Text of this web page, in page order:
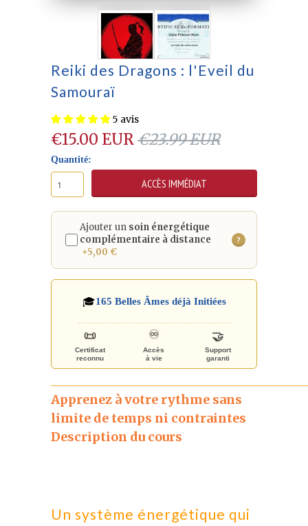
Reiki des Dragons : l'Eveil du
Samouraï
5 avis
€15.00 EUR€23.99 EUR
Quantité:
Ajouter un soin énergétique
complémentaire à distance
+5,00 €
?
🎓165 Belles Âmes déjà Initiées
📜
Certificat
reconnu
♾️
Accès
à vie
🤝
Support
garanti
Apprenez à votre rythme sans
limite de temps ni contraintes
Description du cours
Un système énergétique qui